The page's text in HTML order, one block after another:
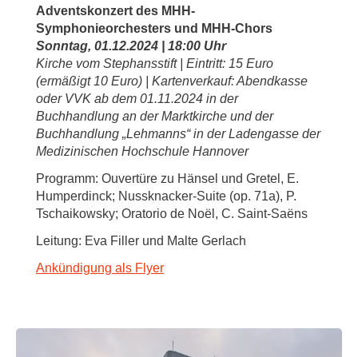
Adventskonzert des MHH-
Symphonieorchesters und MHH-Chors
Sonntag, 01.12.2024 | 18:00 Uhr
Kirche vom Stephansstift | Eintritt: 15 Euro
(ermäßigt 10 Euro) | Kartenverkauf: Abendkasse
oder VVK ab dem 01.11.2024 in der
Buchhandlung an der Marktkirche und der
Buchhandlung „Lehmanns“ in der Ladengasse der
Medizinischen Hochschule Hannover
Programm: Ouvertüre zu Hänsel und Gretel, E.
Humperdinck; Nussknacker-Suite (op. 71a), P.
Tschaikowsky; Oratorio de Noël, C. Saint-Saëns
Leitung: Eva Filler und Malte Gerlach
Ankündigung als Flyer